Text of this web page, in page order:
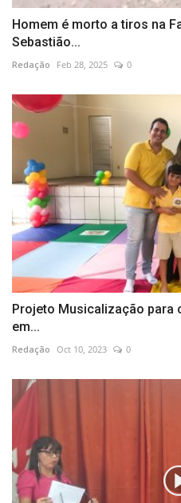
Homem é morto a tiros na
Sebastião...
Redação Feb 28, 2025 0
Projeto Musicalização para
em...
Redação Oct 10, 2023 0